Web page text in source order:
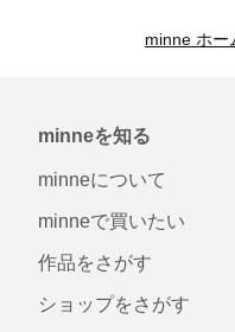
minne ホー
minneを知る
minneについて
minneで買いたい
作品をさがす
ショップをさがす